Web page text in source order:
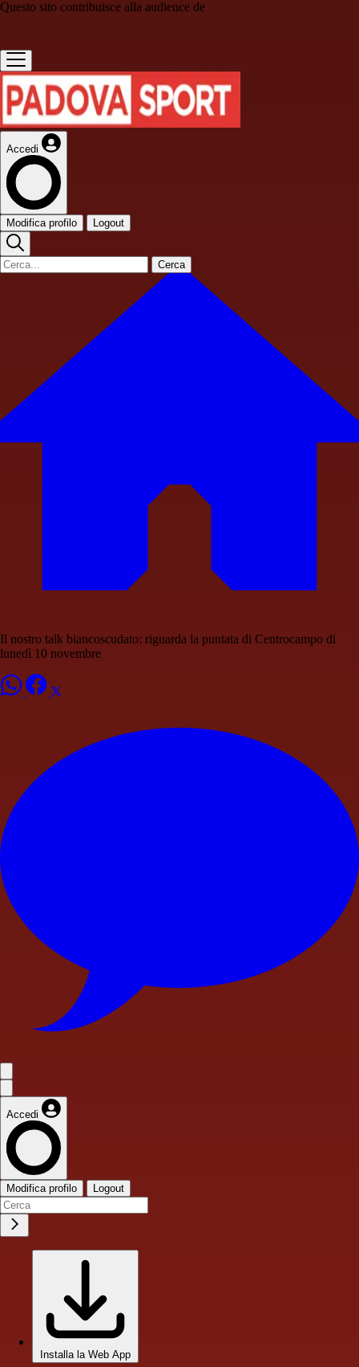
Questo sito contribuisce alla audience de
Accedi
Modifica profilo Logout
Cerca
Il nostro talk biancoscudato: riguarda la puntata di Centrocampo di
lunedì 10 novembre
Accedi
Modifica profilo Logout
Installa la Web App